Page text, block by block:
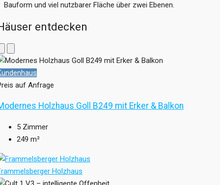
Bauform und viel nutzbarer Fläche über zwei Ebenen.
entdecken
auf Anfrage
Holzhaus Goll B249 mit Erker & Balkon
5 Zimmer
249 m²
Holzhaus